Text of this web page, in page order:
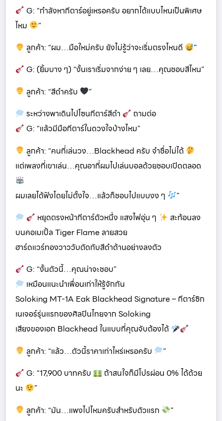
G: “กำลังหากีตาร์อยู่เหรอครับ อยากได้แบบไหนเป็นพิเศษ
ไหม
”
ลูกค้า: “ผม…มือใหม่ครับ ยังไม่รู้ว่าจะเริ่มตรงไหนดี
”
G: (ยิ้มบาง ๆ) “งั้นเราเริ่มจากง่าย ๆ เลย…คุณชอบสีไหน”
ลูกค้า: “สีดำครับ
”
ระหว่างพาเดินไปโซนกีตาร์สีดำ
ถามต่อ
G: “แล้วมีมือกีตาร์ในดวงใจบ้างไหม”
ลูกค้า: “คนที่เล่นวง…Blackhead ครับ จำชื่อไม่ได้
แต่เพลงที่เขาเล่น…คุณอาที่ผมไปเล่นบอลด้วยชอบเปิดตลอด
ผมเลยได้ฟังโดยไม่ตั้งใจ…แล้วก็ชอบไปแบบงง ๆ
”
หยุดตรงหน้ากีตาร์ตัวหนึ่ง แสงไฟอุ่น ๆ
สะท้อนลง
บนคอเมเปิ้ล Tiger Flame ลายสวย
ฮาร์ดแวร์ทองวาววับตัดกับสีดำด้านอย่างลงตัว
G: “งั้นตัวนี้…คุณน่าจะชอบ”
เหมือนแนะนำเพื่อนเก่าให้รู้จักกัน
Soloking MT-1A Eak Blackhead Signature – กีตาร์ซิก
เนเจอร์รุ่นแรกของศิลปินไทยจาก Soloking
เสียงของเอก Blackhead ในแบบที่คุณจับต้องได้
ลูกค้า: “แล้ว…ตัวนี้ราคาเท่าไหร่เหรอครับ
”
G: “17,900 บาทครับ
ถ้าสนใจก็มีโปรผ่อน 0% ได้ด้วย
นะ
”
ลูกค้า: “มัน…แพงไปไหมครับสำหรับตัวแรก
”